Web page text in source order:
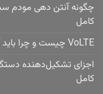
چگونه آنتن دهی مودم
کامل
VoLTE چیست و چرا باید آن را روی گوشی خود فعال کنید؟
اجزای تشکیل‌دهنده
کامل